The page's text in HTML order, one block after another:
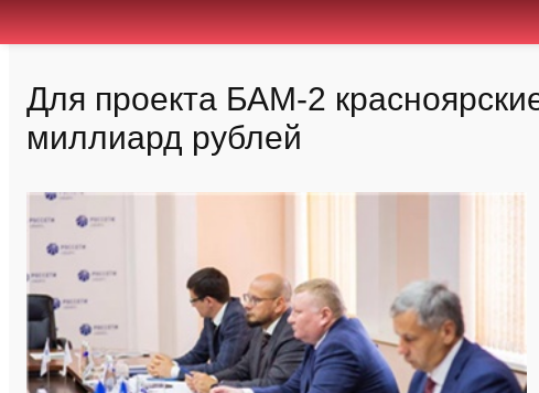
Для проекта БАМ-2
миллиард рублей